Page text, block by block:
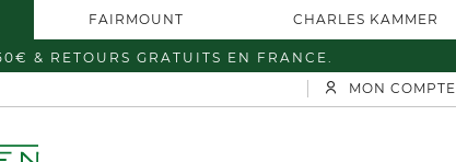
FAIRMOUNT CHARLES KAMMER
& RETOURS GRATUITS EN FRANCE.
MON COMPTE